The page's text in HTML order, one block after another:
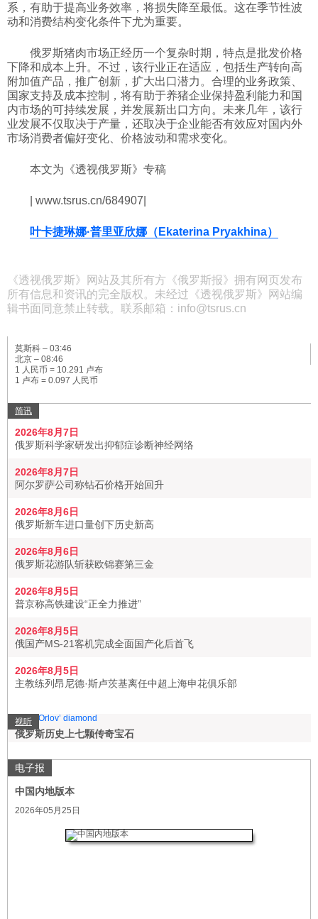
系，有助于提高业务效率，将损失降至最低。这在季节性波
动和消费结构变化条件下尤为重要。
俄罗斯猪肉市场正经历一个复杂时期，特点是批发价格
下降和成本上升。不过，该行业正在适应，包括生产转向高
附加值产品，推广创新，扩大出口潜力。合理的业务政策、
国家支持及成本控制，将有助于养猪企业保持盈利能力和国
内市场的可持续发展，并发展新出口方向。未来几年，该行
业发展不仅取决于产量，还取决于企业能否有效应对国内外
市场消费者偏好变化、价格波动和需求变化。
本文为《透视俄罗斯》专稿
| www.tsrus.cn/684907|
叶卡捷琳娜·普里亚欣娜（Ekaterina Pryakhina）
《透视俄罗斯》网站及其所有方《俄罗斯报》拥有网页发布
所有信息和资讯的完全版权。未经过《透视俄罗斯》网站编
辑书面同意禁止转载。联系邮箱：info@tsrus.cn
莫斯科 – 03:46
北京 – 08:46
1 人民币 = 10.291 卢布
1 卢布 = 0.097 人民币
简讯
2026年8月7日
俄罗斯科学家研发出抑郁症诊断神经网络
2026年8月7日
阿尔罗萨公司称钻石价格开始回升
2026年8月6日
俄罗斯新车进口量创下历史新高
2026年8月6日
俄罗斯花游队斩获欧锦赛第三金
2026年8月5日
普京称高铁建设“正全力推进”
2026年8月5日
俄国产MS-21客机完成全面国产化后首飞
2026年8月5日
主教练列昂尼德·斯卢茨基离任中超上海申花俱乐部
视听
俄罗斯历史上七颗传奇宝石
电子报
中国内地版本
2026年05月25日